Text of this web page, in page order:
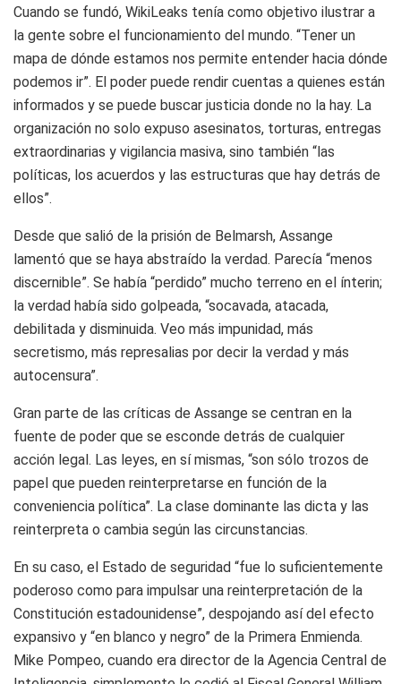
Cuando se fundó, WikiLeaks tenía como objetivo ilustrar a
la gente sobre el funcionamiento del mundo. “Tener un
mapa de dónde estamos nos permite entender hacia dónde
podemos ir”. El poder puede rendir cuentas a quienes están
informados y se puede buscar justicia donde no la hay. La
organización no solo expuso asesinatos, torturas, entregas
extraordinarias y vigilancia masiva, sino también “las
políticas, los acuerdos y las estructuras que hay detrás de
ellos”.
Desde que salió de la prisión de Belmarsh, Assange
lamentó que se haya abstraído la verdad. Parecía “menos
discernible”. Se había “perdido” mucho terreno en el ínterin;
la verdad había sido golpeada, “socavada, atacada,
debilitada y disminuida. Veo más impunidad, más
secretismo, más represalias por decir la verdad y más
autocensura”.
Gran parte de las críticas de Assange se centran en la
fuente de poder que se esconde detrás de cualquier
acción legal. Las leyes, en sí mismas, “son sólo trozos de
papel que pueden reinterpretarse en función de la
conveniencia política”. La clase dominante las dicta y las
reinterpreta o cambia según las circunstancias.
En su caso, el Estado de seguridad “fue lo suficientemente
poderoso como para impulsar una reinterpretación de la
Constitución estadounidense”, despojando así del efecto
expansivo y “en blanco y negro” de la Primera Enmienda.
Mike Pompeo, cuando era director de la Agencia Central de